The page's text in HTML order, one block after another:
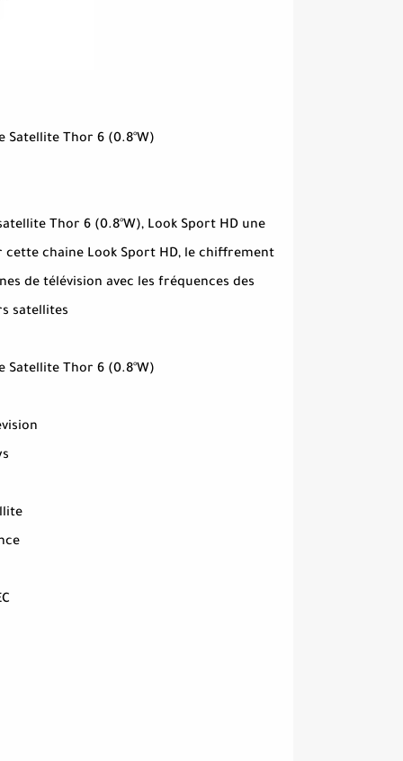
Satellite Thor 6 (0.8°W)
Thor 6 (0.8°W), Look Sport HD une
chaine Look Sport HD, le chiffrement
de télévision avec les fréquences des
satellites
Satellite Thor 6 (0.8°W)